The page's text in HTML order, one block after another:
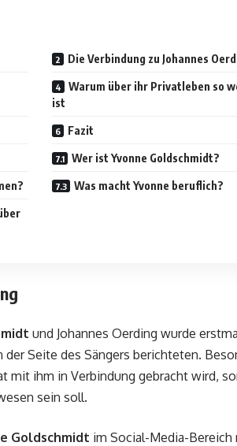
Die Verbindung zu Johannes
Warum über ihr Privatleben so
ist
Fazit
Wer ist Yvonne Goldschmidt?
Was macht Yvonne beruflich?
und Johannes Oerding wurde
Seite des Sängers berichteten.
mit ihm in Verbindung gebracht wird,
sein soll.
Goldschmidt im Social-Media-Bereich